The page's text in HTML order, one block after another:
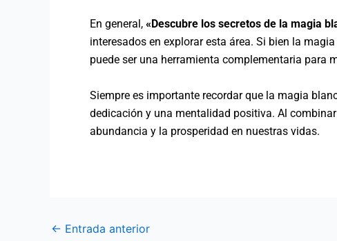
En general, «Descubre los secretos de la magia
interesados en explorar esta área. Si bien la
puede ser una herramienta complementaria para
Siempre es importante recordar que la magia
dedicación y una mentalidad positiva. Al
abundancia y la prosperidad en nuestras vidas.
← Entrada anterior